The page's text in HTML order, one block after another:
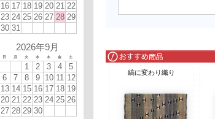
縞に変わり織り
16 17 18 19 20 21 22
23 24 25 26 27 28 29
30 31
2026年9月
日 月 火 水 木 金 土
1 2 3 4
5
6
7 8 9 10 11 12
13 14 15 16 17 18 19
20 21 22 23 24 25 26
27 28 29 30